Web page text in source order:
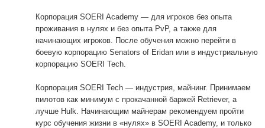
Корпорация SOERI Academy — для игроков без опыта
проживания в нулях и без опыта PvP, а также для
начинающих игроков. После обучения можно перейти в
боевую корпорацию Senators of Eridan или в индустриальную
корпорацию SOERI Tech.
Корпорация SOERI Tech — индустрия, майнинг. Принимаем
пилотов как минимум с прокачанной баржей Retriever, а
лучше Hulk. Начинающим майнерам рекомендуем пройти
курс обучения жизни в «нулях» в SOERI Academy, и только